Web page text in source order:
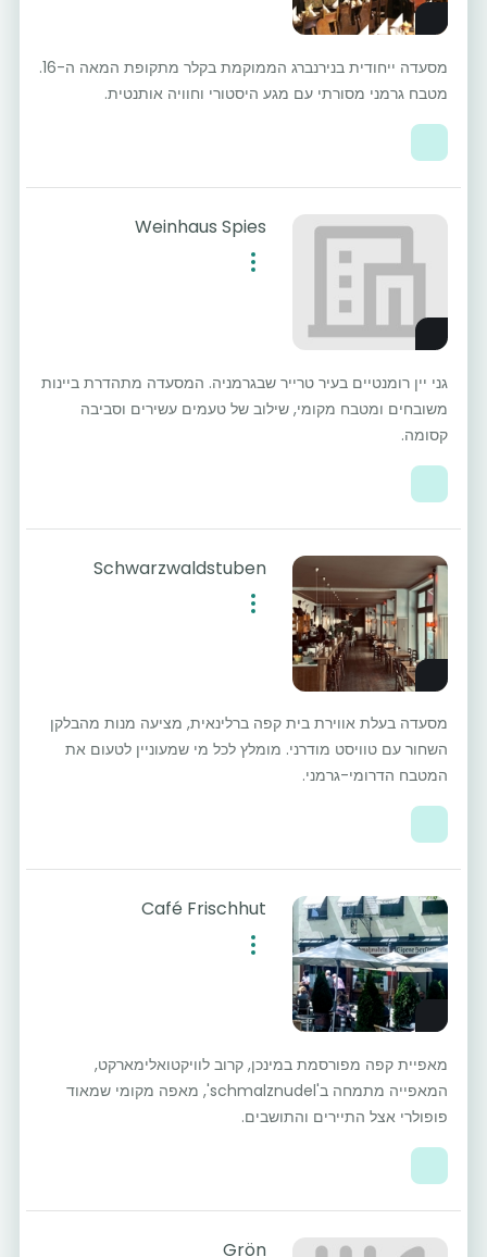
מסעדה ייחודית בנירנברג הממוקמת בקלר מתקופת המאה ה-16.
מטבח גרמני מסורתי עם מגע היסטורי וחוויה אותנטית.
Weinhaus Spies
גני יין רומנטיים בעיר טרייר שבגרמניה. המסעדה מתהדרת ביינות
משובחים ומטבח מקומי, שילוב של טעמים עשירים וסביבה
קסומה.
Schwarzwaldstuben
מסעדה בעלת אווירת בית קפה ברלינאית, מציעה מנות מהבלקן
השחור עם טוויסט מודרני. מומלץ לכל מי שמעוניין לטעום את
המטבח הדרומי-גרמני.
Café Frischhut
מאפיית קפה מפורסמת במינכן, קרוב לוויקטואלימארקט,
המאפייה מתמחה ב'schmalznudel', מאפה מקומי שמאוד
פופולרי אצל התיירים והתושבים.
Grön